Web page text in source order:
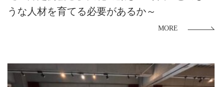
うな人材を育てる必要があるか～
MORE